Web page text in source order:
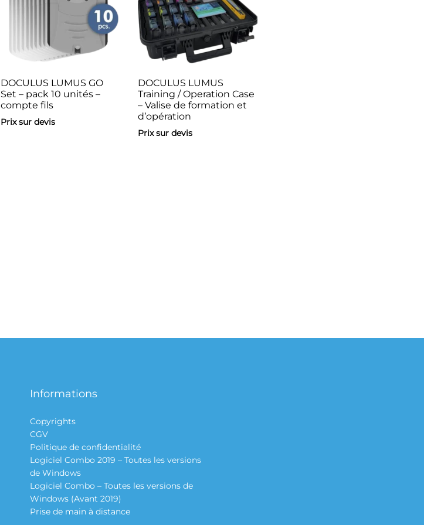
DOCULUS LUMUS GO
Set – pack 10 unités –
compte fils
Prix sur devis
DOCULUS LUMUS
Training / Operation Case
– Valise de formation et
d’opération
Prix sur devis
Informations
Copyrights
CGV
Politique de confidentialité
Logiciel Combo 2019 – Toutes les versions
de Windows
Logiciel Combo – Toutes les versions de
Windows (Avant 2019)
Prise de main à distance